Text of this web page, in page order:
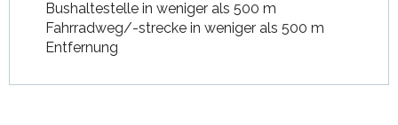
Bushaltestelle in weniger als 500 m
Fahrradweg/-strecke in weniger als 500 m
Entfernung